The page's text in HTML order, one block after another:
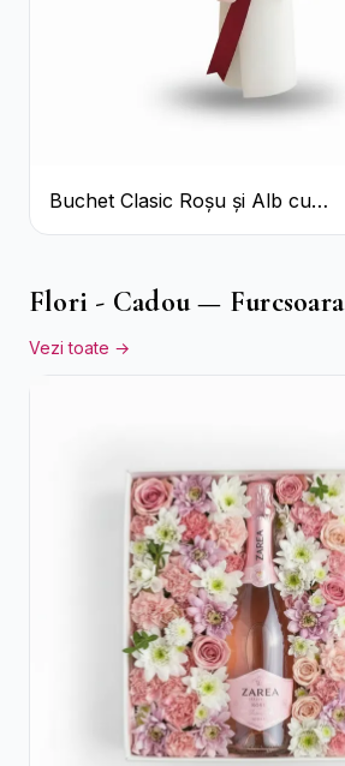
Buchet Clasic Roșu și Alb cu
Crizanteme
Flori - Cadou — Furcsoara
Vezi toate →